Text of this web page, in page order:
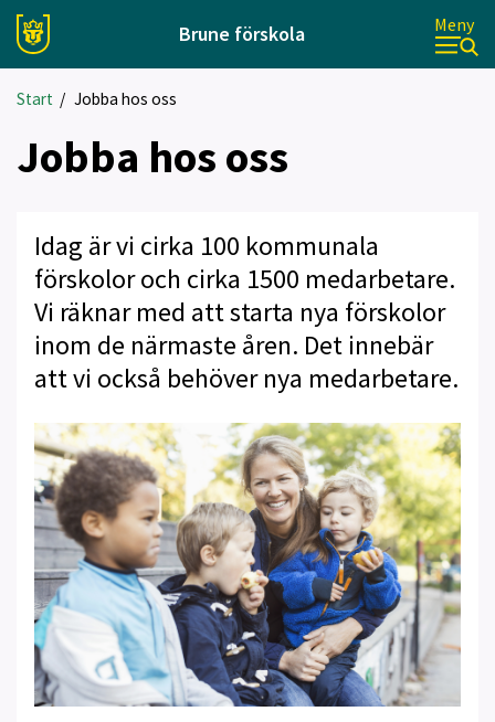
Brune förskola Meny
Start / Jobba hos oss
Jobba hos oss
Idag är vi cirka 100 kommunala
förskolor och cirka 1500 medarbetare.
Vi räknar med att starta nya förskolor
inom de närmaste åren. Det innebär
att vi också behöver nya medarbetare.